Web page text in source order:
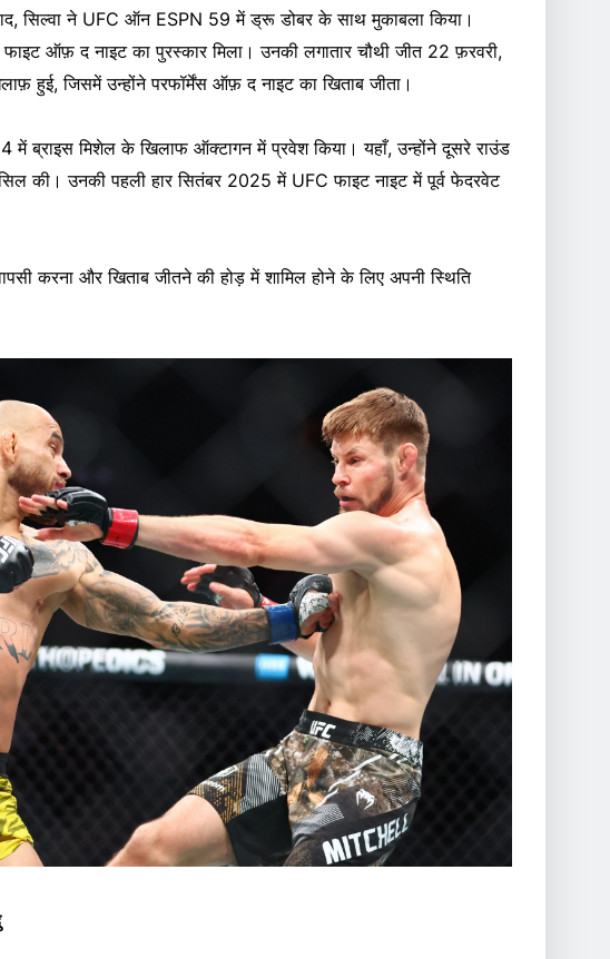
सिल्वा ने UFC ऑन ESPN 59 में ड्रू डोबर के साथ मुकाबला किया।
ऑफ़ द नाइट का पुरस्कार मिला। उनकी लगातार चौथी जीत 22 फ़रवरी,
हुई, जिसमें उन्होंने परफॉर्मेंस ऑफ़ द नाइट का खिताब जीता।
ब्राइस मिशेल के खिलाफ ऑक्टागन में प्रवेश किया। यहाँ, उन्होंने दूसरे राउंड
की। उनकी पहली हार सितंबर 2025 में UFC फाइट नाइट में पूर्व फेदरवेट
करना और खिताब जीतने की होड़ में शामिल होने के लिए अपनी स्थिति